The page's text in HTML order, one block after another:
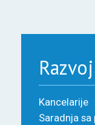
Kancelarije
Saradnja